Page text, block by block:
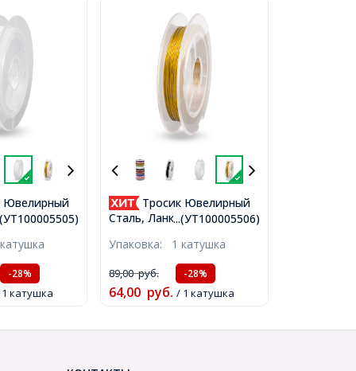
Ювелирный
-28%
катушка
...(УТ100005506)
Тросик Ювелирный
Сталь, Ланка 0.38мм/10м,
10м/катушка,
(УТ100005506)
Упаковка: 1 катушка
89,00руб. -28%
64,00 руб. / 1 катушка